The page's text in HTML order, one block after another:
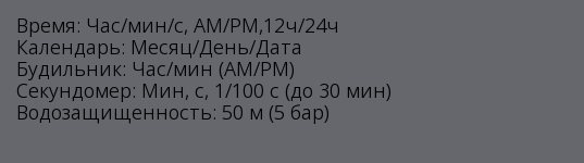
Время: Час/мин/с, АМ/РМ,12ч/24ч
Календарь: Месяц/День/Дата
Будильник: Час/мин (АМ/РМ)
Секундомер: Мин, с, 1/100 с (до 30 мин)
Водозащищенность: 50 м (5 бар)